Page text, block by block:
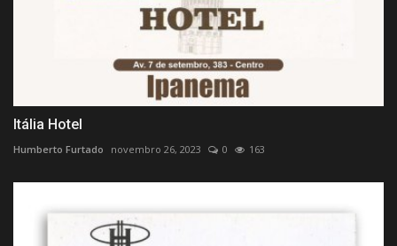
Itália Hotel
Humberto Furtado novembro 26, 2023 0 163